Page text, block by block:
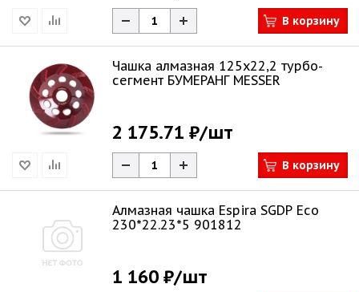
В корзину
Чашка алмазная 125х22,2 турбо-
сегмент БУМЕРАНГ MESSER
2 175.71 ₽/шт
В корзину
Алмазная чашка Espira SGDP Eco
230*22.23*5 901812
1 160 ₽/шт